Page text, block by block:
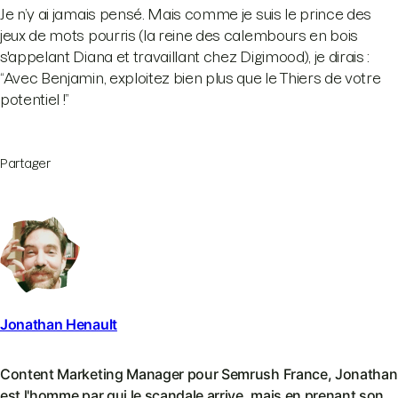
Je n’y ai jamais pensé. Mais comme je suis le prince des
jeux de mots pourris (la reine des calembours en bois
s'appelant Diana et travaillant chez Digimood), je dirais :
“Avec Benjamin, exploitez bien plus que le Thiers de votre
potentiel !”
Partager
Jonathan Henault
Content Marketing Manager pour Semrush France, Jonathan